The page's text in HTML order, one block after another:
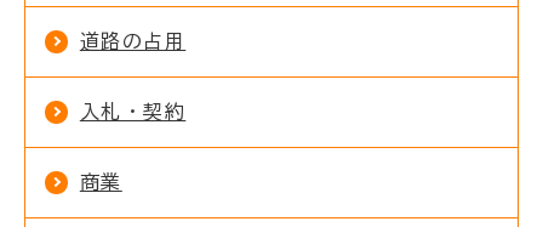
道路の占用
入札・契約
商業